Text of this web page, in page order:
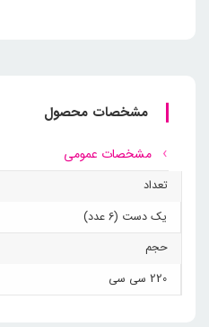
مشخصات محصول
مشخصات عمومی
تعداد
یک دست (6 عدد)
حجم
220 سی سی